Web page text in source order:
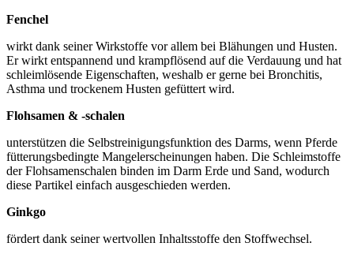
Fenchel
wirkt dank seiner Wirkstoffe vor allem bei Blähungen und Husten.
Er wirkt entspannend und krampflösend auf die Verdauung und hat
schleimlösende Eigenschaften, weshalb er gerne bei Bronchitis,
Asthma und trockenem Husten gefüttert wird.
Flohsamen & -schalen
unterstützen die Selbstreinigungsfunktion des Darms, wenn Pferde
fütterungsbedingte Mangelerscheinungen haben. Die Schleimstoffe
der Flohsamenschalen binden im Darm Erde und Sand, wodurch
diese Partikel einfach ausgeschieden werden.
Ginkgo
fördert dank seiner wertvollen Inhaltsstoffe den Stoffwechsel.